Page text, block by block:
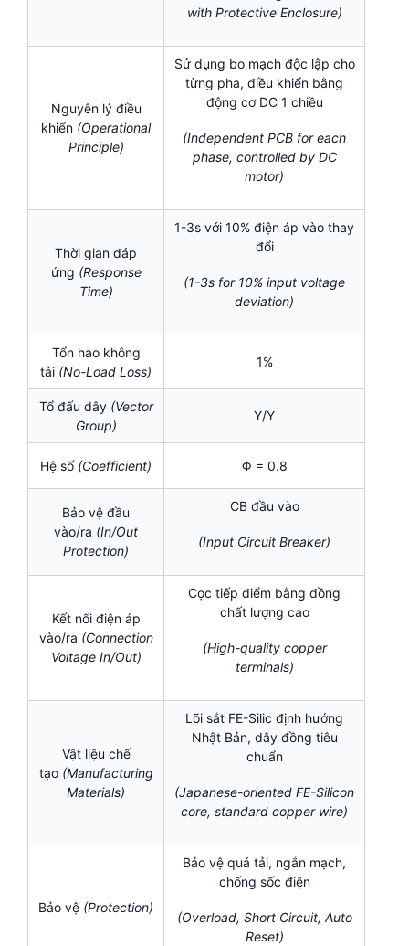
with Protective Enclosure)
Nguyên lý điều
khiển (Operational
Principle)
Sử dụng bo mạch độc lập cho
từng pha, điều khiển bằng
động cơ DC 1 chiều
(Independent PCB for each
phase, controlled by DC
motor)
Thời gian đáp
ứng (Response
Time)
1-3s với 10% điện áp vào thay
đổi
(1-3s for 10% input voltage
deviation)
Tổn hao không
tải (No-Load Loss)
1%
Tổ đấu dây (Vector
Group)
Y/Y
Hệ số (Coefficient) Φ = 0.8
Bảo vệ đầu
vào/ra (In/Out
Protection)
CB đầu vào
(Input Circuit Breaker)
Kết nối điện áp
vào/ra (Connection
Voltage In/Out)
Cọc tiếp điểm bằng đồng
chất lượng cao
(High-quality copper
terminals)
Vật liệu chế
tạo (Manufacturing
Materials)
Lõi sắt FE-Silic định hướng
Nhật Bản, dây đồng tiêu
chuẩn
(Japanese-oriented FE-Silicon
core, standard copper wire)
Bảo vệ (Protection)
Bảo vệ quá tải, ngắn mạch,
chống sốc điện
(Overload, Short Circuit, Auto
Reset)